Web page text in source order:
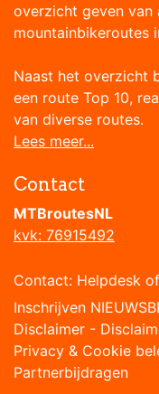
overzicht geven van
mountainbikeroutes
Naast het overzicht
een route Top 10,
van diverse routes.
Lees meer...
Contact
MTBroutesNL
kvk: 76915492
Contact: Helpdesk of
Inschrijven
Disclaimer -
Privacy & Cookie
Partnerbijdragen